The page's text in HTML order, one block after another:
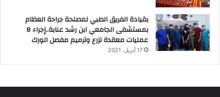
بقيادة الفريق الطبي لمصلحة جراحة العظام
بمستشفى الجامعي ابن رشد عنابة..إجراء 8
عمليات معقدة لزرع وترميم مفصل الورك
17 أبريل، 2021